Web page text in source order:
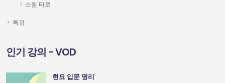
소림 타로
특강
인기 강의 - VOD
현묘 입문 명리